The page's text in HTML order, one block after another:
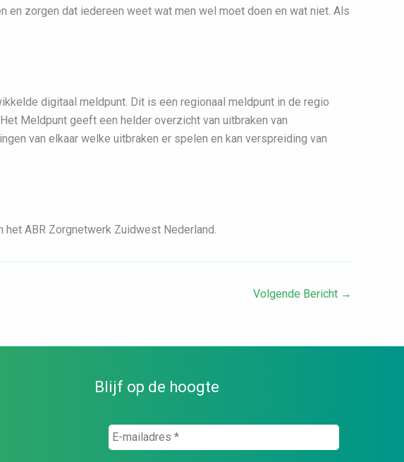
en zorgen dat iedereen weet wat men wel moet doen en wat niet. Als
digitaal meldpunt. Dit is een regionaal meldpunt in de regio
Meldpunt geeft een helder overzicht van uitbraken van
van elkaar welke uitbraken er spelen en kan verspreiding van
ABR Zorgnetwerk Zuidwest Nederland.
Volgende Bericht →
Blijf op de hoogte